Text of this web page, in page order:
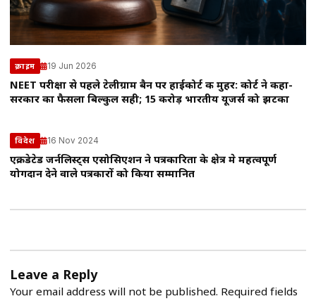
क्राइम 19 Jun 2026
NEET परीक्षा से पहले टेलीग्राम बैन पर हाईकोर्ट की मुहर: कोर्ट ने कहा-
सरकार का फैसला बिल्कुल सही; 15 करोड़ भारतीय यूजर्स को झटका
विदेश 16 Nov 2024
एक्रीडेटेड जर्नलिस्ट्स एसोसिएशन ने पत्रकारिता के क्षेत्र मे महत्वपूर्ण
योगदान देने वाले पत्रकारों को किया सम्मानित
Leave a Reply
Your email address will not be published. Required fields